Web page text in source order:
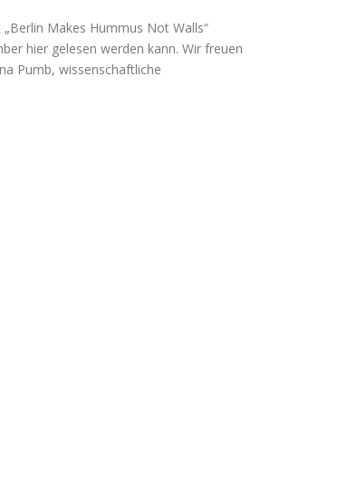
Makes Hummus Not Walls“
hier gelesen werden kann. Wir freuen
Pumb, wissenschaftliche